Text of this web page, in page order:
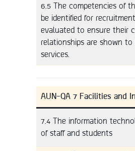
6.5 The competencies of
be identified for
evaluated to ensure their
relationships are shown
services.
AUN-QA 7 Facilities and
7.4 The information
of staff and students